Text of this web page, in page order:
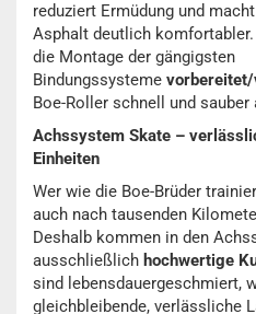
reduziert Ermüdung und
Asphalt deutlich
die Montage der gängigsten
Bindungssysteme
Boe-Roller schnell und
Achssystem Skate –
Einheiten
Wer wie die Boe-Brüder
auch nach tausenden
Deshalb kommen in den
ausschließlich hochwertige
sind lebensdauergeschmiert,
gleichbleibende, verlässliche